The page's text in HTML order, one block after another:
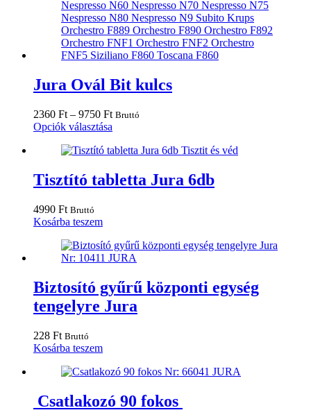
Jura Ovál Bit kulcs
2360 Ft – 9750 FtÁrtartomány:
9750 Ft
Bruttó
Opciók választása
terméknek
variációja
van.
termékoldalon
választhatók
ki
Tisztító tabletta Jura 6db
4990 Ft Bruttó
Kosárba teszem
Biztosító gyűrű központi egység
tengelyre Jura
228 Ft Bruttó
Kosárba teszem
Csatlakozó 90 fokos